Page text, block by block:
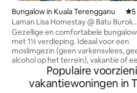
Bungalow in Kuala Terengganu
5
Laman Lisa Homestay @ Batu Burok
Kuala Terengganu
Gezellige en comfortabele bungalow
met 1½ verdieping. Ideaal voor een
moslimgezin (geen varkensvlees,
alcohol op het terrein), vakantie of
uitje met vrienden. Genoeg ruimte
met vrienden samen te zijn. 's Avonds
barbecueën bij het zwembad in de
Populaire
vakantiewoningen in